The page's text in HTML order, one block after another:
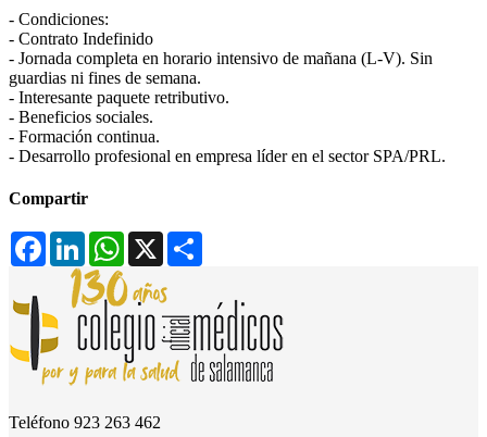
- Condiciones:
- Contrato Indefinido
- Jornada completa en horario intensivo de mañana (L-V). Sin
guardias ni fines de semana.
- Interesante paquete retributivo.
- Beneficios sociales.
- Formación continua.
- Desarrollo profesional en empresa líder en el sector SPA/PRL.
Compartir
FacebookLinkedInWhatsApp
X
Teléfono 923 263 462